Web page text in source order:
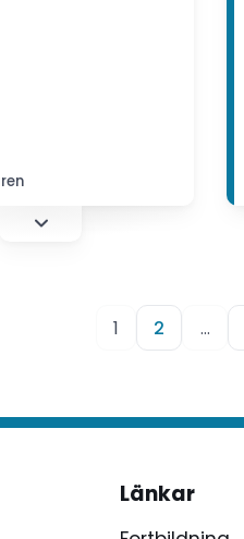
1 2 …
Länkar